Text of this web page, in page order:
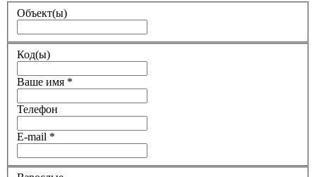
Объект(ы)
Код(ы)
Ваше имя *
Телефон
E-mail *